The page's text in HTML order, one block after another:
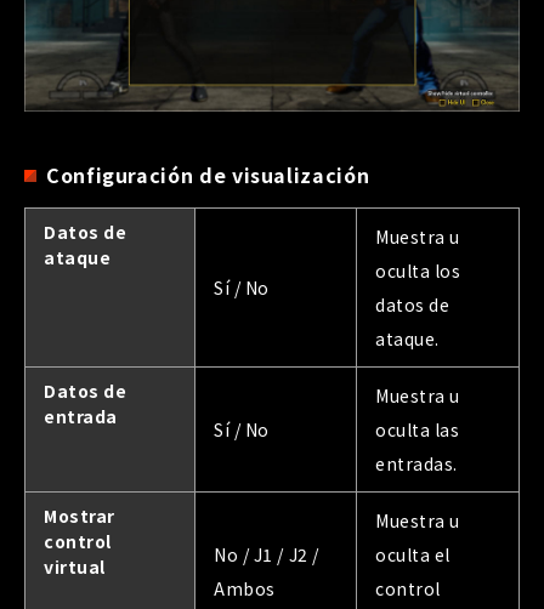
Configuración de visualización
Datos de
ataque
Sí / No
Muestra u
oculta los
datos de
ataque.
Datos de
entrada
Sí / No
Muestra u
oculta las
entradas.
Mostrar
control
virtual
No / J1 / J2 /
Ambos
Muestra u
oculta el
control